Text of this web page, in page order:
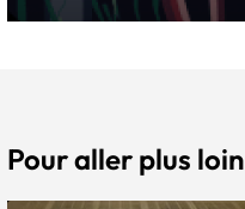
Pour aller plus loin